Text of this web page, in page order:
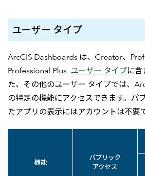
ユーザー タイプ
ArcGIS Dashboards は、Creator、
Professional Plus ユーザー タイプに含
た、その他のユーザー タイプでは、
の特定の機能にアクセスできます。パ
たアプリの表示にはアカウントは不要で
機能
パブリック
アクセス